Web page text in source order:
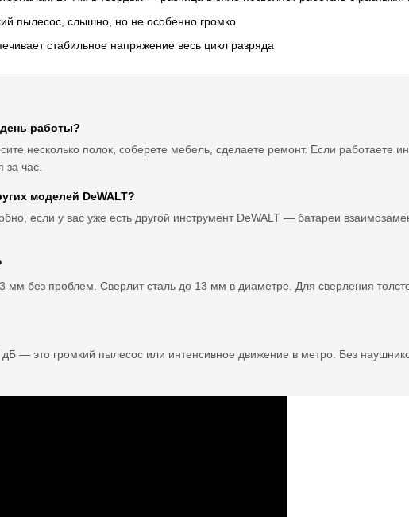
пылесос, слышно, но не особенно громко
стабильное напряжение весь цикл разряда
работы?
несколько полок, соберете мебель, сделаете ремонт. Если работаете
за час.
моделей DeWALT?
если у вас уже есть другой инструмент DeWALT — батареи
без проблем. Сверлит сталь до 13 мм в диаметре. Для сверления
— это громкий пылесос или интенсивное движение в метро. Без